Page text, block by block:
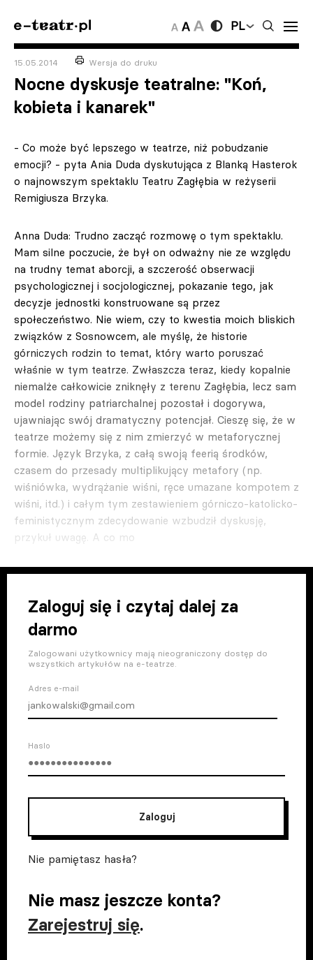
PL
15.05.2014 Wersja do druku
Nocne dyskusje teatralne: "Koń,
kobieta i kanarek"
- Co może być lepszego w teatrze, niż pobudzanie
emocji? - pyta Ania Duda dyskutująca z Blanką Hasterok
o najnowszym spektaklu Teatru Zagłębia w reżyserii
Remigiusza Brzyka.
Anna Duda: Trudno zacząć rozmowę o tym spektaklu.
Mam silne poczucie, że był on odważny nie ze względu
na trudny temat aborcji, a szczerość obserwacji
psychologicznej i socjologicznej, pokazanie tego, jak
decyzje jednostki konstruowane są przez
społeczeństwo. Nie wiem, czy to kwestia moich bliskich
związków z Sosnowcem, ale myślę, że historie
górniczych rodzin to temat, który warto poruszać
właśnie w tym teatrze. Zwłaszcza teraz, kiedy kopalnie
niemalże całkowicie zniknęły z terenu Zagłębia, lecz sam
model rodziny patriarchalnej pozostał i dogorywa,
ujawniając swój dramatyczny potencjał. Cieszę się, że w
teatrze możemy się z nim zmierzyć w metaforycznej
formie. Język Brzyka, z całą swoją feerią środków,
czasem do przesady multiplikujący metafory (np.
wiśniówka, wydrążanie wiśni, ręce umazane kompotem z
wiśni, itd.) i całym tym zestawieniem górniczo-katolicko-
feministycznym zdecydowanie wzbudził dyskusję,
przykuł uwagę. A co mo
Zaloguj się i czytaj dalej za
darmo
Zalogowani użytkownicy mają nieograniczony dostęp do
wszystkich artykułów na e-teatrze.
Adres e-mail
Haslo
Zaloguj
Nie pamiętasz hasła?
Nie masz jeszcze konta?
Zarejestruj się.